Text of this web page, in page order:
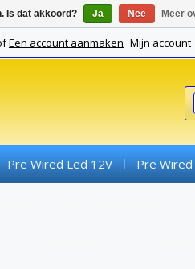
Een account aanmaken Mijn account
Pre Wired Led 12V Pre
Is dat akkoord? Ja Nee Meer